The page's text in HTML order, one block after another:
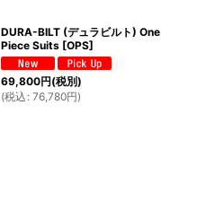
DURA-BILT (デュラビルト) One
Piece Suits [OPS]
69,800円(税別)
(税込 : 76,780円)